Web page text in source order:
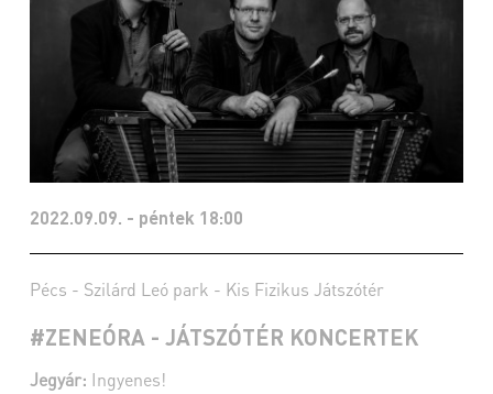
2022.09.09. - péntek 18:00
Pécs - Szilárd Leó park - Kis Fizikus Játszótér
#ZENEÓRA - JÁTSZÓTÉR KONCERTEK
Jegyár: Ingyenes!